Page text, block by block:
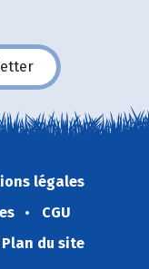
légales
CGU
Plan du site